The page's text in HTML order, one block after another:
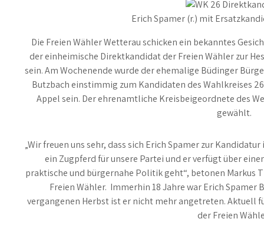
Erich Spamer (r.) mit
Die Freien Wähler Wetterau schicken ein bekanntes
der einheimische Direktkandidat der Freien Wähler zur
sein. Am Wochenende wurde der ehemalige Büdinger
Butzbach einstimmig zum Kandidaten des Wahlkreises
Appel sein. Der ehrenamtliche Kreisbeigeordnete des
gewählt.
„Wir freuen uns sehr, dass sich Erich Spamer zur
ein Zugpferd für unsere Partei und er verfügt über
praktische und bürgernahe Politik geht“, betonen Markus
Freien Wähler. Immerhin 18 Jahre war Erich
vergangenen Herbst ist er nicht mehr angetreten. Aktuell
der Freien